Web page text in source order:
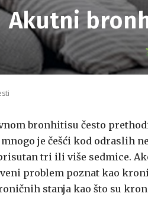
Akutni
bronhitisu često
je češći kod odraslih
tri ili više sedmice.
problem poznat kao
stanja kao što su